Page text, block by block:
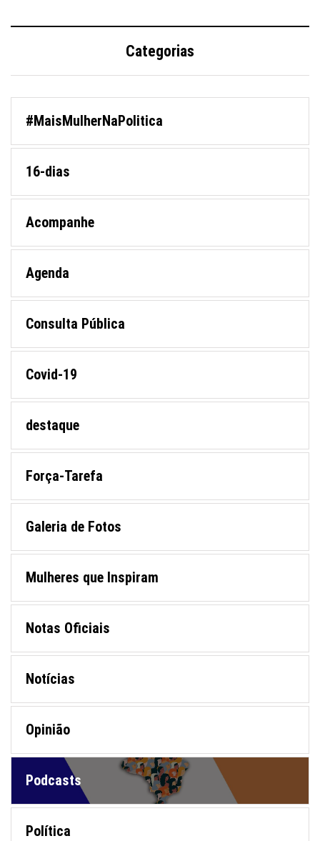
Categorias
#MaisMulherNaPolitica
16-dias
Acompanhe
Agenda
Consulta Pública
Covid-19
destaque
Força-Tarefa
Galeria de Fotos
Mulheres que Inspiram
Notas Oficiais
Notícias
Opinião
Podcasts
Política